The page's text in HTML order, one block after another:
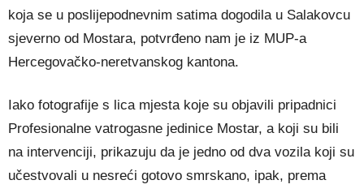
koja se u poslijepodnevnim satima dogodila u Salakovcu
sjeverno od Mostara, potvrđeno nam je iz MUP-a
Hercegovačko-neretvanskog kantona.
Iako fotografije s lica mjesta koje su objavili pripadnici
Profesionalne vatrogasne jedinice Mostar, a koji su bili
na intervenciji, prikazuju da je jedno od dva vozila koji su
učestvovali u nesreći gotovo smrskano, ipak, prema